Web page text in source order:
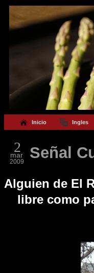
Inicio Ingles
2
mar
2009 Señal
Alguien de El
libre como